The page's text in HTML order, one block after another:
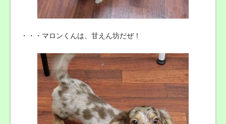
・・・マロンくんは、甘えん坊だぜ！